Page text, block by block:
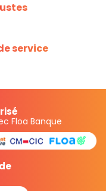
service
Floa Banque